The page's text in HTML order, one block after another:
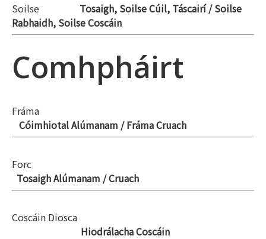
Soilse Tosaigh, Soilse Cúil, Táscairí / Soilse
Rabhaidh, Soilse Coscáin
Comhpháirt
Fráma
Cóimhiotal Alúmanam / Fráma Cruach
Forc
Tosaigh Alúmanam / Cruach
Coscáin Diosca
Hiodrálacha Coscáin